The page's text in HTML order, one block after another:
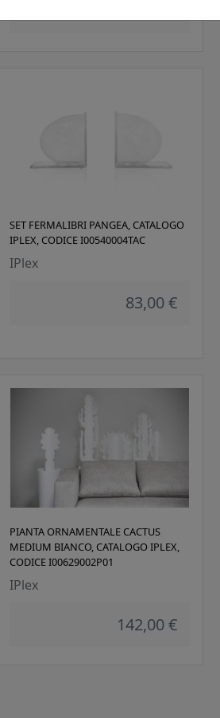
SET FERMALIBRI PANGEA, CATALOGO
IPLEX, CODICE I00540004TAC
IPlex
83,00 €
PIANTA ORNAMENTALE CACTUS
MEDIUM BIANCO, CATALOGO IPLEX,
CODICE I00629002P01
IPlex
142,00 €